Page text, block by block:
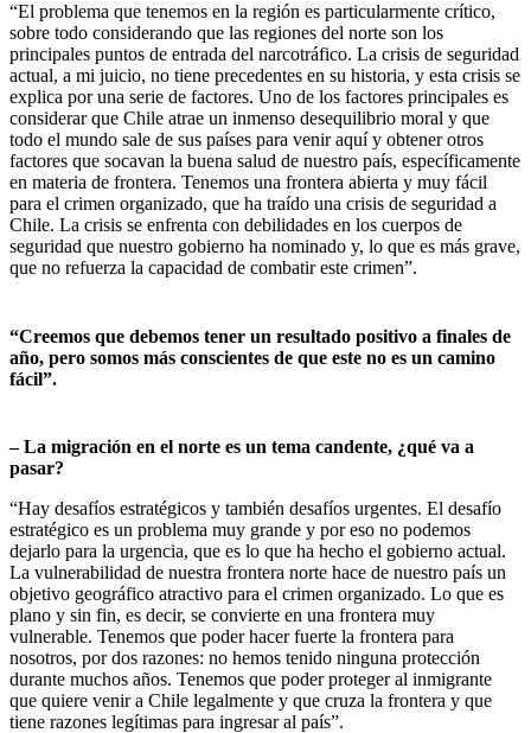
“El problema que tenemos en la región es particularmente crítico,
sobre todo considerando que las regiones del norte son los
principales puntos de entrada del narcotráfico. La crisis de seguridad
actual, a mi juicio, no tiene precedentes en su historia, y esta crisis se
explica por una serie de factores. Uno de los factores principales es
considerar que Chile atrae un inmenso desequilibrio moral y que
todo el mundo sale de sus países para venir aquí y obtener otros
factores que socavan la buena salud de nuestro país, específicamente
en materia de frontera. Tenemos una frontera abierta y muy fácil
para el crimen organizado, que ha traído una crisis de seguridad a
Chile. La crisis se enfrenta con debilidades en los cuerpos de
seguridad que nuestro gobierno ha nominado y, lo que es más grave,
que no refuerza la capacidad de combatir este crimen”.
“Creemos que debemos tener un resultado positivo a finales de
año, pero somos más conscientes de que este no es un camino
fácil”.
– La migración en el norte es un tema candente, ¿qué va a
pasar?
“Hay desafíos estratégicos y también desafíos urgentes. El desafío
estratégico es un problema muy grande y por eso no podemos
dejarlo para la urgencia, que es lo que ha hecho el gobierno actual.
La vulnerabilidad de nuestra frontera norte hace de nuestro país un
objetivo geográfico atractivo para el crimen organizado. Lo que es
plano y sin fin, es decir, se convierte en una frontera muy
vulnerable. Tenemos que poder hacer fuerte la frontera para
nosotros, por dos razones: no hemos tenido ninguna protección
durante muchos años. Tenemos que poder proteger al inmigrante
que quiere venir a Chile legalmente y que cruza la frontera y que
tiene razones legítimas para ingresar al país”.